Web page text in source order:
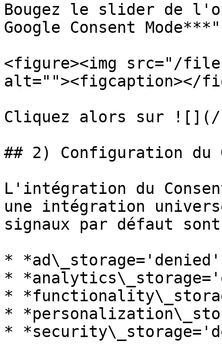
Bougez le slider de
Google Consent
<figure><img src="/files/
alt=""><figcaption></
Cliquez alors sur ![](/
## 2) Configuration du
L'intégration du
une intégration
signaux par défaut
*
*
*
*
*